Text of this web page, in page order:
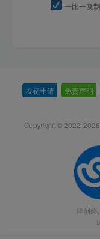
一比一复
友链申请 免责声明
Copyright © 2022-2026
轻创终